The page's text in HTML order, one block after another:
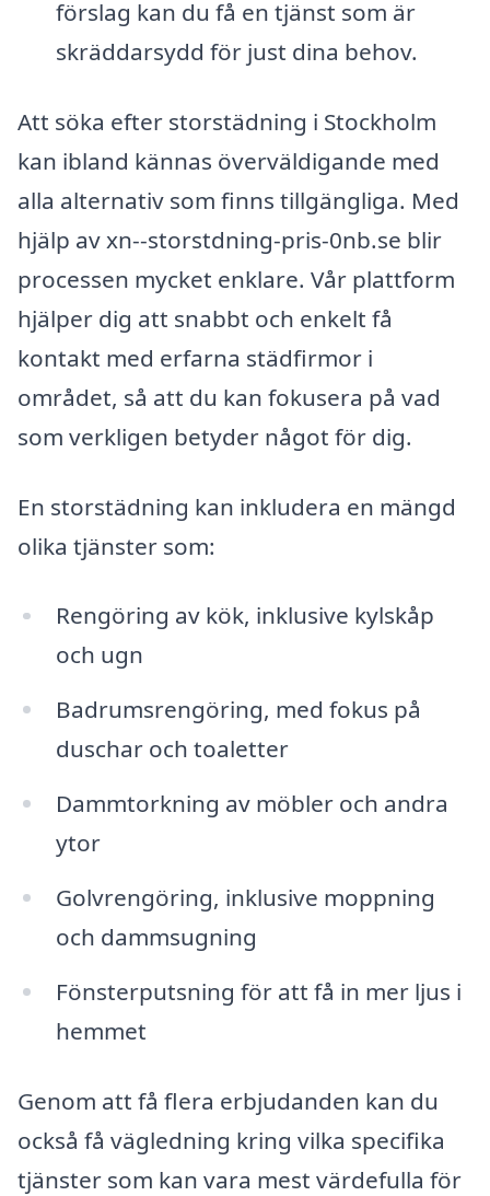
förslag kan du få en tjänst som är
skräddarsydd för just dina behov.
Att söka efter storstädning i Stockholm
kan ibland kännas överväldigande med
alla alternativ som finns tillgängliga. Med
hjälp av xn--storstdning-pris-0nb.se blir
processen mycket enklare. Vår plattform
hjälper dig att snabbt och enkelt få
kontakt med erfarna städfirmor i
området, så att du kan fokusera på vad
som verkligen betyder något för dig.
En storstädning kan inkludera en mängd
olika tjänster som:
Rengöring av kök, inklusive kylskåp
och ugn
Badrumsrengöring, med fokus på
duschar och toaletter
Dammtorkning av möbler och andra
ytor
Golvrengöring, inklusive moppning
och dammsugning
Fönsterputsning för att få in mer ljus i
hemmet
Genom att få flera erbjudanden kan du
också få vägledning kring vilka specifika
tjänster som kan vara mest värdefulla för